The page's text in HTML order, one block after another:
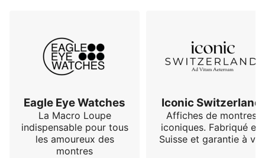
Eagle Eye Watches
La Macro Loupe
indispensable pour tous
les amoureux des
montres
Iconic Switzerland
Affiches de montres
iconiques. Fabriqué en
Suisse et garantie à vie